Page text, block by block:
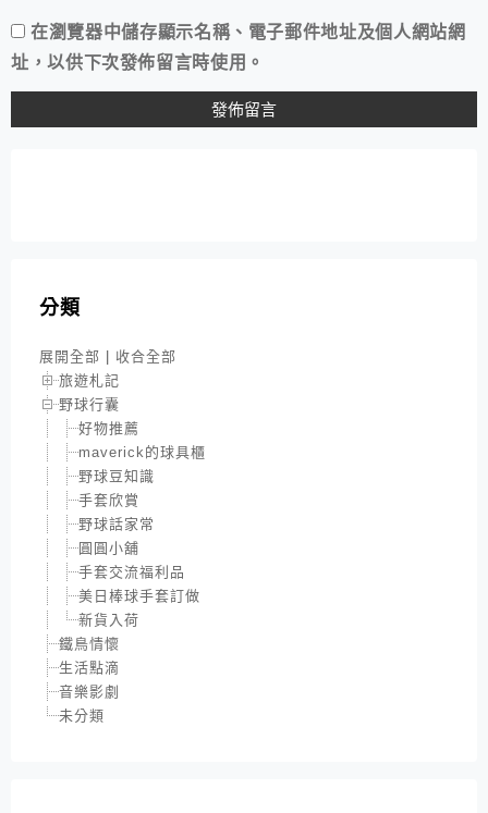
在瀏覽器中儲存顯示名稱、電子郵件地址及個人網站網
址，以供下次發佈留言時使用。
分類
展開全部 | 收合全部
旅遊札記
野球行囊
好物推薦
maverick的球具櫃
野球豆知識
手套欣賞
野球話家常
圓圓小舖
手套交流福利品
美日棒球手套訂做
新貨入荷
鐵鳥情懷
生活點滴
音樂影劇
未分類